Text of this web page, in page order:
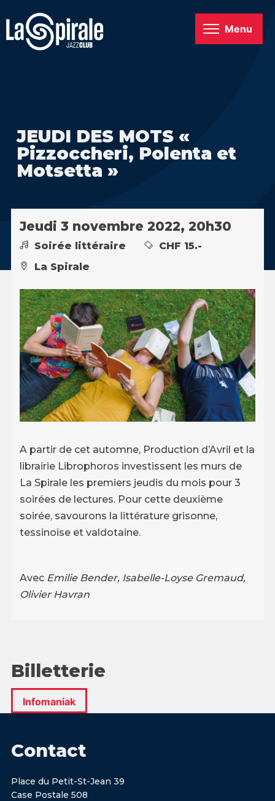
Menu
JEUDI DES MOTS «
Pizzoccheri, Polenta et
Motsetta »
Jeudi 3 novembre 2022, 20h30
Soirée littéraire
CHF 15.-
La Spirale
A partir de cet automne, Production d’Avril et la
librairie Librophoros investissent les murs de
La Spirale les premiers jeudis du mois pour 3
soirées de lectures. Pour cette deuxième
soirée, savourons la littérature grisonne,
tessinoise et valdotaine.
Avec Emilie Bender, Isabelle-Loyse Gremaud,
Olivier Havran
Billetterie
Infomaniak
Contact
Place du Petit-St-Jean 39
Case Postale 508